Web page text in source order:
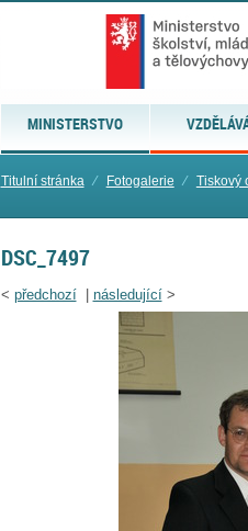
MINISTERSTVO
Titulní stránka ⁄ Fotogalerie ⁄ Tiskový
DSC_7497
< předchozí| následující>